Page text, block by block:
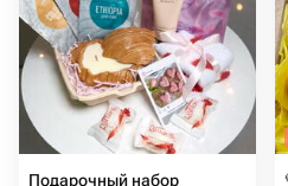
Подарочный набор